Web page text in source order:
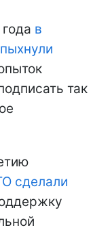
в
так
сделали